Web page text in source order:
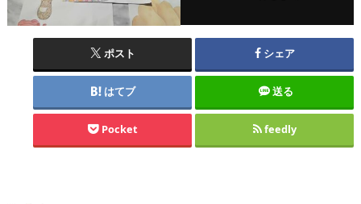
ポスト シェア
はてブ 送る
Pocket feedly